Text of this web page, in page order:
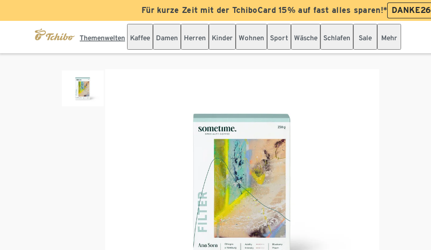
Für kurze Zeit mit der TchiboCard 15% auf fast alles sparen!* DANKE26
Themenwelten Kaffee Damen Herren Kinder Wohnen Sport Wäsche Schlafen Sale Mehr